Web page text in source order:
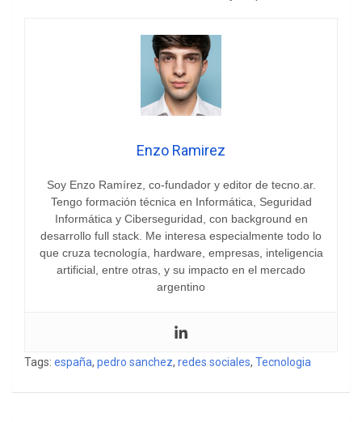
Enzo Ramirez
Soy Enzo Ramírez, co-fundador y editor de tecno.ar.
Tengo formación técnica en Informática, Seguridad
Informática y Ciberseguridad, con background en
desarrollo full stack. Me interesa especialmente todo lo
que cruza tecnología, hardware, empresas, inteligencia
artificial, entre otras, y su impacto en el mercado
argentino
Tags: españa, pedro sanchez, redes sociales, Tecnologia